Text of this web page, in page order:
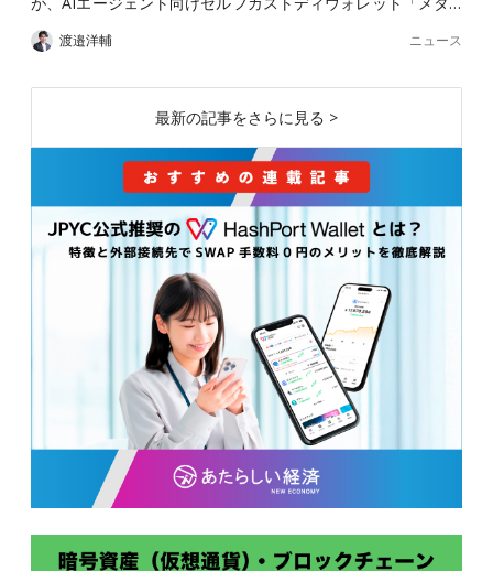
渡邉洋輔 ニュース
最新の記事をさらに見る >